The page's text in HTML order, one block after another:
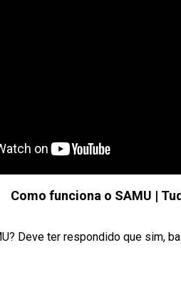
Como funciona o SAMU |
Deve ter respondido que sim,